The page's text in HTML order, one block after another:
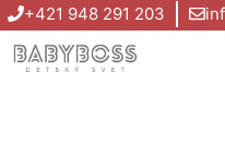
Preskočiť
na
obsah
+421 948 291 203